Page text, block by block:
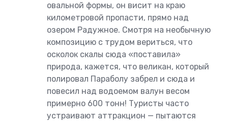
овальной формы, он висит на краю
километровой пропасти, прямо над
озером Радужное. Смотря на необычную
композицию с трудом вериться, что
осколок скалы сюда «поставила»
природа, кажется, что великан, который
полировал Параболу забрел и сюда и
повесил над водоемом валун весом
примерно 600 тонн! Туристы часто
устраивают аттракцион — пытаются